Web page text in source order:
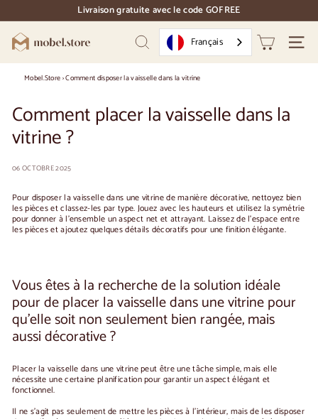
au
contenu
pause
des
diapositives
Livraison gratuite avec le code GOFREE
M
o
e
l.
S
t
r
e
Recherche Français
Mobel.Store›Comment disposer la vaisselle dans la vitrine
Comment placer la vaisselle dans la
vitrine ?
06 OCTOBRE 2025
Pour disposer la vaisselle dans une vitrine de manière décorative, nettoyez bien
les pièces et classez-les par type. Jouez avec les hauteurs et utilisez la symétrie
pour donner à l'ensemble un aspect net et attrayant. Laissez de l'espace entre
les pièces et ajoutez quelques détails décoratifs pour une finition élégante.
Vous êtes à la recherche de la solution idéale
pourde placer la vaisselle dans une vitrinepour
qu'elle soit non seulement bien rangée, mais
aussi décorative ?
Placer la vaisselle dans une vitrine peut être une tâche simple, mais elle
nécessite une certaine planification pour garantir un aspect élégant et
fonctionnel.
Il ne s'agit pas seulement de mettre les pièces à l'intérieur, mais de les disposer